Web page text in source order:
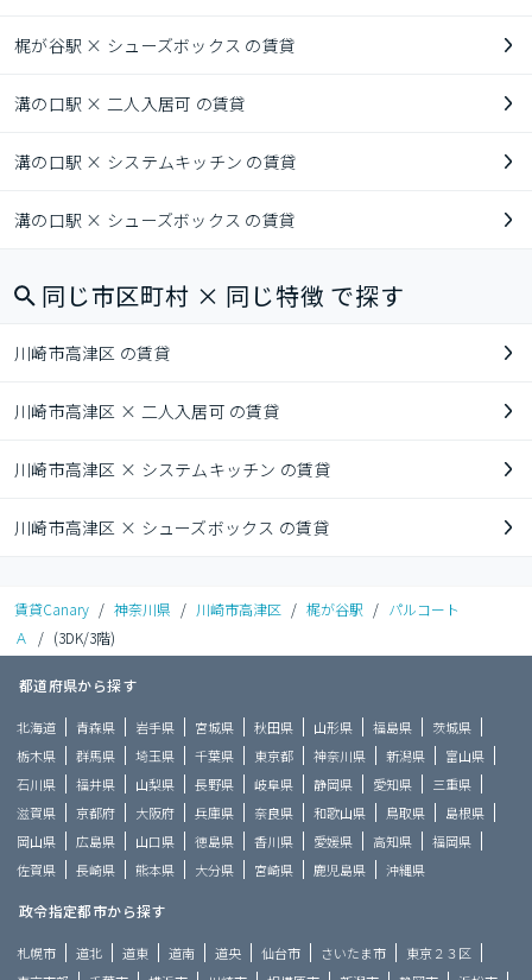
梶が谷駅 × シューズボックス の賃貸
溝の口駅 × 二人入居可 の賃貸
溝の口駅 × システムキッチン の賃貸
溝の口駅 × シューズボックス の賃貸
同じ市区町村 × 同じ特徴 で探す
川崎市高津区 の賃貸
川崎市高津区 × 二人入居可 の賃貸
川崎市高津区 × システムキッチン の賃貸
川崎市高津区 × シューズボックス の賃貸
賃貸Canary / 神奈川県 / 川崎市高津区 / 梶が谷駅 / パルコート
Ａ
/ (3DK/3階)
都道府県から探す
北海道 青森県 岩手県 宮城県 秋田県 山形県 福島県
茨城県
栃木県
群馬県 埼玉県 千葉県 東京都 神奈川県 新潟県
富山県
石川県
福井県 山梨県 長野県 岐阜県 静岡県 愛知県
三重県
滋賀県
京都府 大阪府 兵庫県 奈良県 和歌山県 鳥取県
島根県
岡山県
広島県 山口県 徳島県 香川県 愛媛県 高知県
福岡県
佐賀県
長崎県 熊本県 大分県 宮崎県 鹿児島県 沖縄県
政令指定都市から探す
札幌市 道北 道東 道南 道央 仙台市 さいたま市
東京２３区